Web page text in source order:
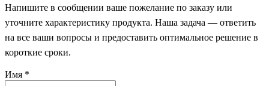
Напишите в сообщении ваше пожелание по заказу или
уточните характеристику продукта. Наша задача — ответить
на все ваши вопросы и предоставить оптимальное решение в
короткие сроки.
Имя *